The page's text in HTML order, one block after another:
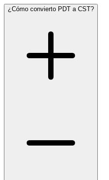
¿Cómo convierto PDT a CST?